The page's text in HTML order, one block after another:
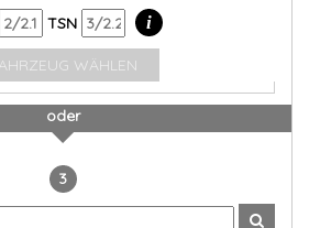
TSN i
WÄHLEN
oder
3